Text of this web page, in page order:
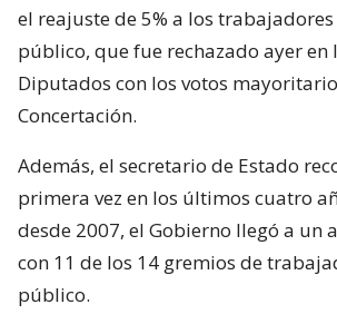
el reajuste de 5% a los
público, que fue rechazado ayer en
Diputados con los votos
Concertación.
Además, el secretario de Estado
primera vez en los últimos cuatro
desde 2007, el Gobierno llegó a un
con 11 de los 14 gremios de
público.